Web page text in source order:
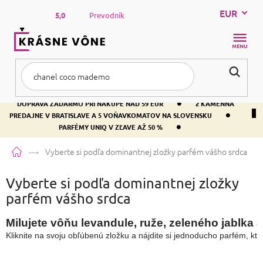
obsah
DOPRAVA ZADARMO PRI NÁKUPE NAD 59 EUR •
2 KAMENNÁ
PREDAJNE V BRATISLAVE A 5 VOŇAVKOMATOV NA SLOVENSKU
•
PARFÉMY UNIQ V ZĽAVE AŽ 50 % •
5,0 Prevodník EUR
DomovVyberte si podľa dominantnej zložky parfém vášho srdca
Vyberte si podľa dominantnej zložky
parfém vášho srdca
Kliknite na svoju obľúbenú zložku a nájdite si jednoducho parfém,